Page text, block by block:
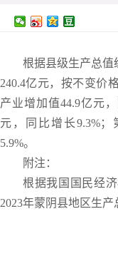
根据县级生产总值
240.4亿元，按不变价
产业增加值44.9亿元
元，同比增长9.3%
5.9%。
附注：
根据我国国民经
2023年蒙阴县地区生产